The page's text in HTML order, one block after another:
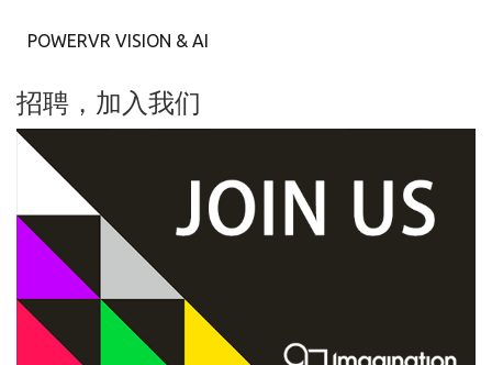
POWERVR VISION & AI
招聘，加入我们